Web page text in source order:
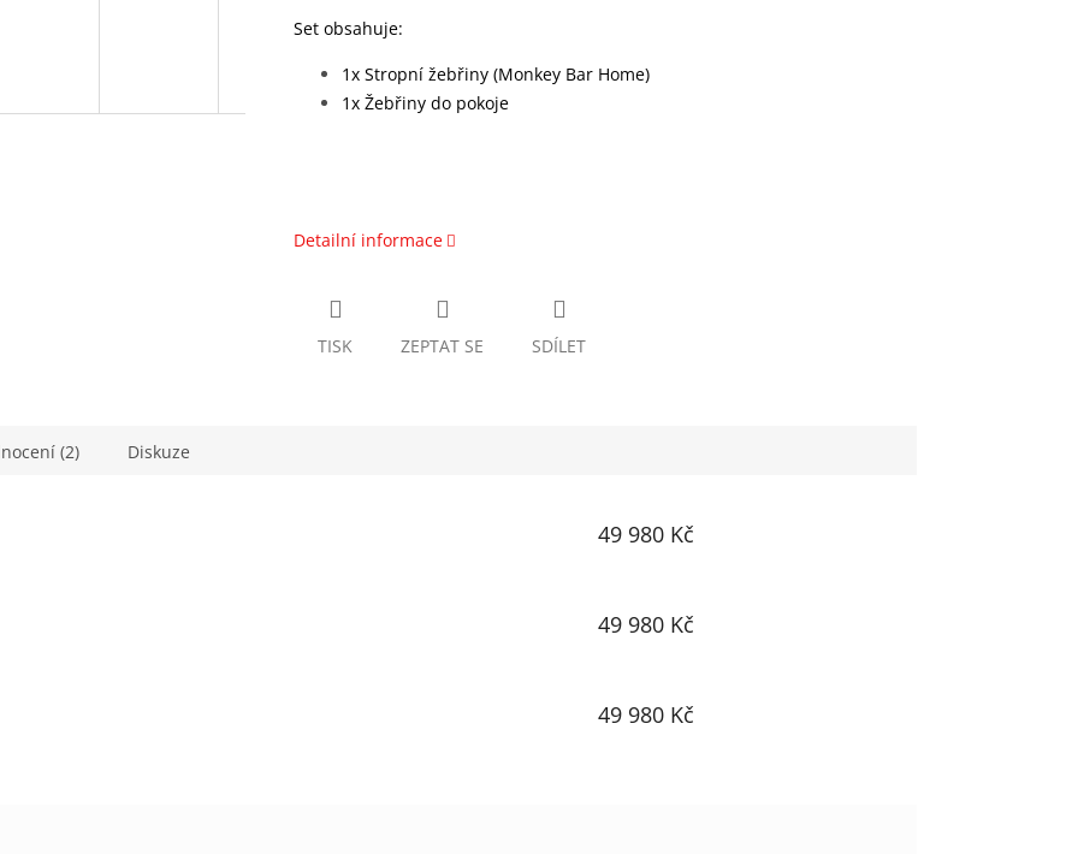
Set obsahuje:
1x Stropní žebřiny (Monkey Bar Home)
1x Žebřiny do pokoje
Detailní informace
TISK ZEPTAT SE SDÍLET
(2) Diskuze
49 980 Kč
49 980 Kč
49 980 Kč